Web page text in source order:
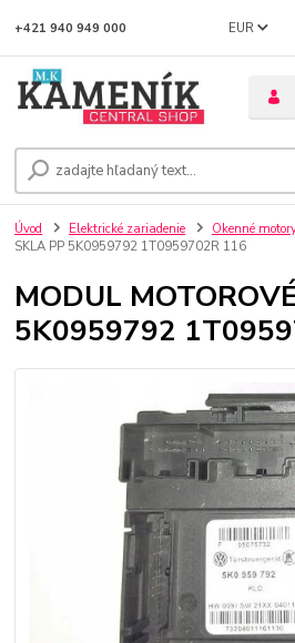
EUR
+421 940 949 000
Úvod Elektrické zariadenie Okenné
SKLA PP 5K0959792 1T0959702R 116
MODUL
5K0959792